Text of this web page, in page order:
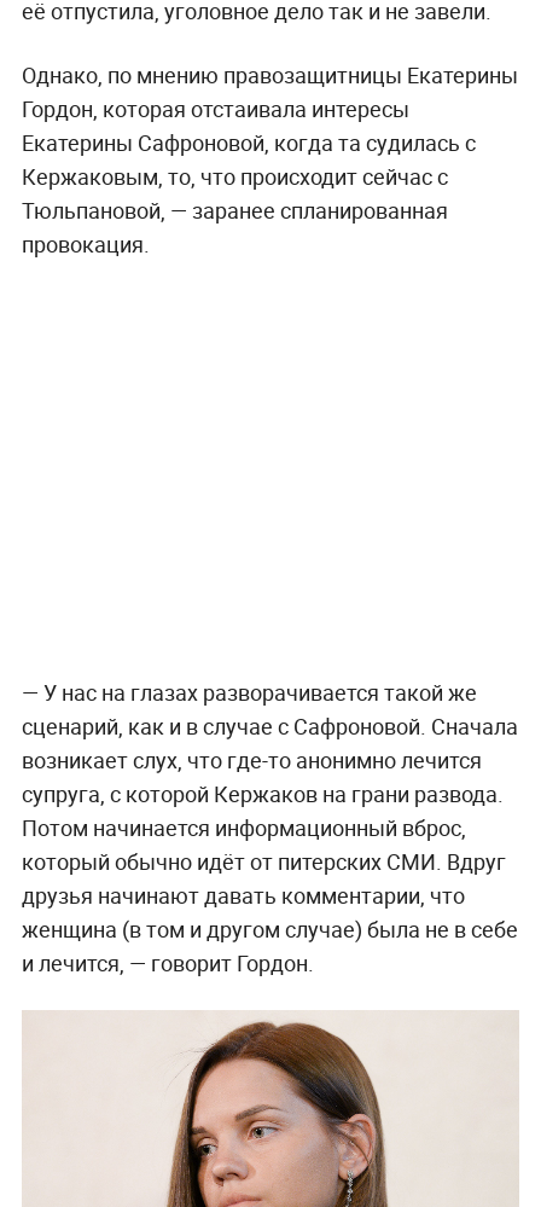
её отпустила, уголовное дело так и не завели.
Однако, по мнению правозащитницы Екатерины
Гордон, которая отстаивала интересы
Екатерины Сафроновой, когда та судилась с
Кержаковым, то, что происходит сейчас с
Тюльпановой, — заранее спланированная
провокация.
— У нас на глазах разворачивается такой же
сценарий, как и в случае с Сафроновой. Сначала
возникает слух, что где-то анонимно лечится
супруга, с которой Кержаков на грани развода.
Потом начинается информационный вброс,
который обычно идёт от питерских СМИ. Вдруг
друзья начинают давать комментарии, что
женщина (в том и другом случае) была не в себе
и лечится, — говорит Гордон.